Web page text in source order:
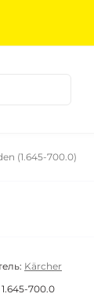
(1.645-700.0)
Kärcher
1.645-700.0